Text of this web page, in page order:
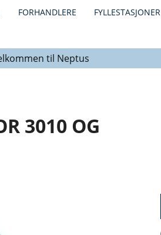
FORHANDLERE FYLLESTASJONER
til Neptus
3010 OG